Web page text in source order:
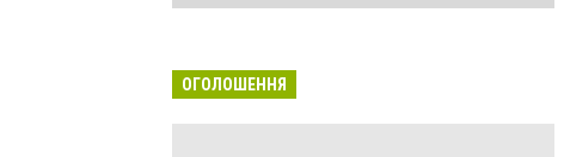
ОГОЛОШЕННЯ